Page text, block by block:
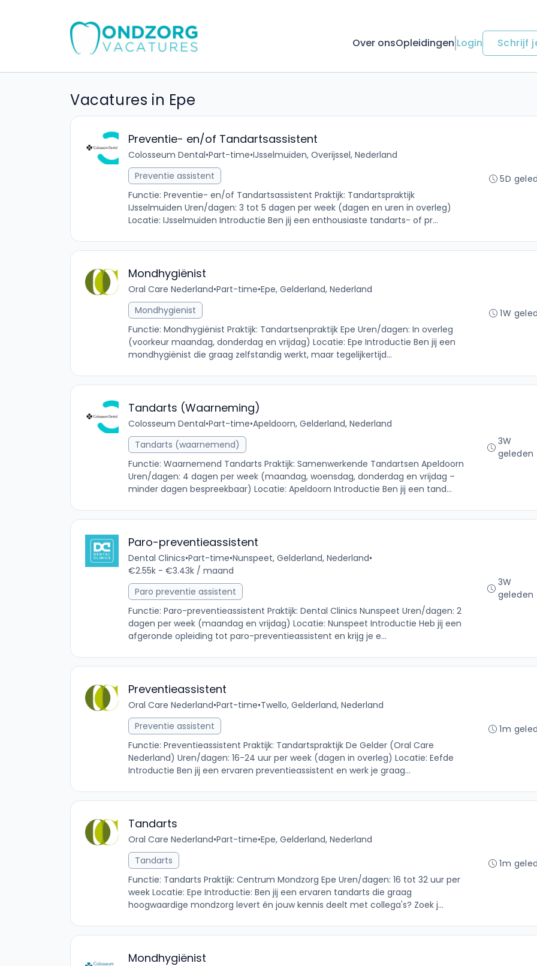
Over onsOpleidingen Login Schrijf
Vacatures in Epe
Preventie- en/of Tandartsassistent
Colosseum Dental•Part-time•IJsselmuiden, Overijssel, Nederland
Preventie assistent
Functie: Preventie- en/of Tandartsassistent Praktijk: Tandartspraktijk
IJsselmuiden Uren/dagen: 3 tot 5 dagen per week (dagen en uren in overleg)
Locatie: IJsselmuiden Introductie Ben jij een enthousiaste tandarts- of pr...
5D
Mondhygiënist
Oral Care Nederland•Part-time•Epe, Gelderland, Nederland
Mondhygienist
Functie: Mondhygiënist Praktijk: Tandartsenpraktijk Epe Uren/dagen: In overleg
(voorkeur maandag, donderdag en vrijdag) Locatie: Epe Introductie Ben jij een
mondhygiënist die graag zelfstandig werkt, maar tegelijkertijd...
1W
Tandarts (Waarneming)
Colosseum Dental•Part-time•Apeldoorn, Gelderland, Nederland
Tandarts (waarnemend)
Functie: Waarnemend Tandarts Praktijk: Samenwerkende Tandartsen Apeldoorn
Uren/dagen: 4 dagen per week (maandag, woensdag, donderdag en vrijdag –
minder dagen bespreekbaar) Locatie: Apeldoorn Introductie Ben jij een tand...
3W
geleden
Paro-preventieassistent
Dental Clinics•Part-time•Nunspeet, Gelderland, Nederland•
€2.55k - €3.43k / maand
Paro preventie assistent
Functie: Paro-preventieassistent Praktijk: Dental Clinics Nunspeet Uren/dagen: 2
dagen per week (maandag en vrijdag) Locatie: Nunspeet Introductie Heb jij een
afgeronde opleiding tot paro-preventieassistent en krijg je e...
3W
geleden
Preventieassistent
Oral Care Nederland•Part-time•Twello, Gelderland, Nederland
Preventie assistent
Functie: Preventieassistent Praktijk: Tandartspraktijk De Gelder (Oral Care
Nederland) Uren/dagen: 16-24 uur per week (dagen in overleg) Locatie: Eefde
Introductie Ben jij een ervaren preventieassistent en werk je graag...
1m
Tandarts
Oral Care Nederland•Part-time•Epe, Gelderland, Nederland
Tandarts
Functie: Tandarts Praktijk: Centrum Mondzorg Epe Uren/dagen: 16 tot 32 uur per
week Locatie: Epe Introductie: Ben jij een ervaren tandarts die graag
hoogwaardige mondzorg levert én jouw kennis deelt met collega's? Zoek j...
1m
Mondhygiënist